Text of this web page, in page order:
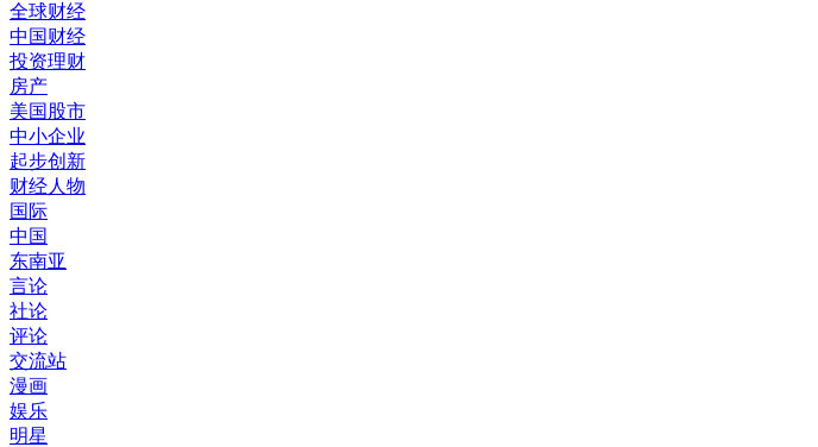
全球财经
中国财经
投资理财
房产
美国股市
中小企业
起步创新
财经人物
国际
中国
东南亚
言论
社论
评论
交流站
漫画
娱乐
明星